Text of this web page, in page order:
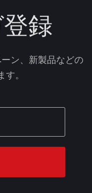
録
ン、新製品などの
。